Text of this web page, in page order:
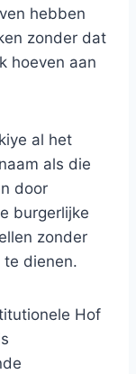
hebben
zonder dat
hoeven aan
al het
als die
door
burgerlijke
zonder
te dienen.
Hof